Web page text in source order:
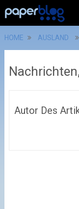
HOME AUSLAND
Autor Des